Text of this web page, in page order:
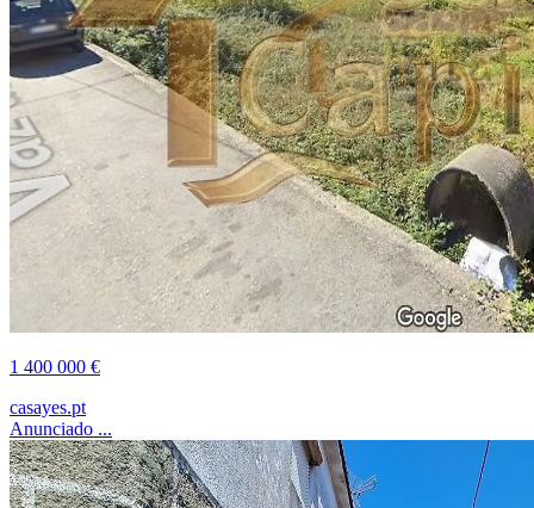
1 400 000 €
casayes.pt
Anunciado ...